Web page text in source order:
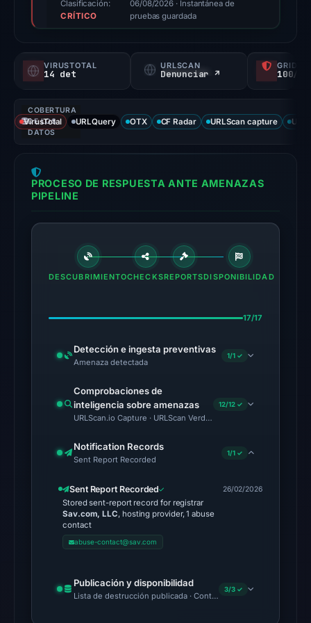
not
probability).
signals:
14
of
engines
the
on
Jul
UTC.
blocklists:
2
(MetaMask,
SEAL)
the
snapshot
from
Aug
2026
at
Clasificación:
CRÍTICO
06/08/2026 · Instantánea de
pruebas guardada
VIRUSTOTAL
14 det
URLSCAN
Denunciar ↗ 100/
COBERTURA
DE LOS
DATOS
VirusTotal URLQuery OTX CF Radar URLScan capture
PROCESO DE RESPUESTA ANTE AMENAZAS
PIPELINE
DESCUBRIMIENTOCHECKSREPORTSDISPONIBILIDAD
17/17
Detección e ingesta preventivas
Amenaza detectada
1/1 ✓
Comprobaciones de
inteligencia sobre amenazas
URLScan.io Capture · URLScan Verdict · Cloudflare Radar
12/12 ✓
Notification Records
Sent Report Recorded
1/1 ✓
Sent Report Recorded
Stored sent-report record for registrar
Sav.com, LLC, hosting provider, 1 abuse
contact
abuse-contact@sav.com
26/02/2026
Publicación y disponibilidad
Lista de destrucción publicada · Content Observed
3/3 ✓